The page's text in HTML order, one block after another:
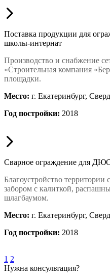
Поставка продукции для
школы-интернат
Производство и снабжение
«Строительная компания
площадки.
Место: г. Екатеринбург,
Год постройки: 2018
Сварное ограждение для
Благоустройство
забором с калиткой,
шлагбаумом.
Место: г. Екатеринбург,
Год постройки: 2018
1 2
Нужна консультация?